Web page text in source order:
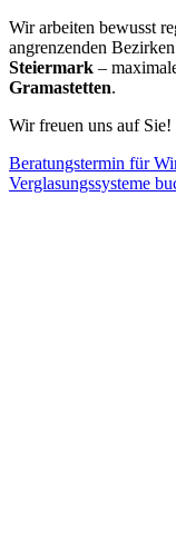
Wir arbeiten bewusst
angrenzenden
Steiermark –
Gramastetten.
Wir freuen uns auf Sie!
Beratungstermin für
Verglasungssysteme